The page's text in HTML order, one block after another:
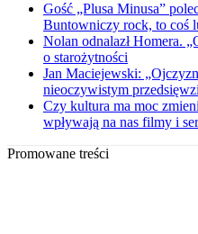
Gość „Plusa Minusa”
Buntowniczy rock, to coś
Nolan odnalazł Homera.
o starożytności
Jan Maciejewski:
nieoczywistym
Czy kultura ma moc
wpływają na nas filmy i
Promowane treści